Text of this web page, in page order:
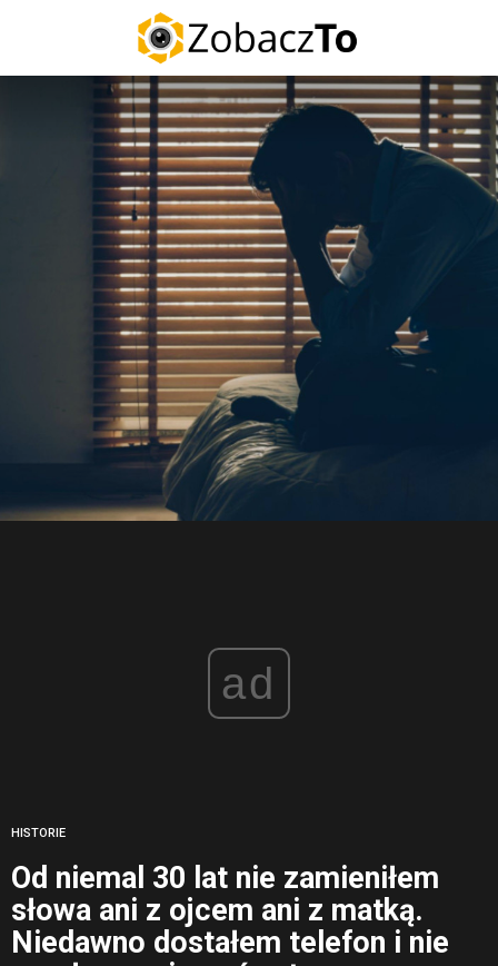
ad
HISTORIE
Od niemal 30 lat nie zamieniłem
słowa ani z ojcem ani z matką.
Niedawno dostałem telefon i nie